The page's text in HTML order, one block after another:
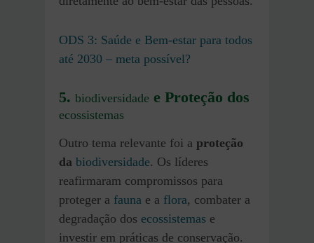
ODS 3: Saúde e Bem-estar para todos
até 2030 – meta possível?
5. biodiversidade e Proteção dos
ecossistemas
Outro tema relevante foi a proteção
da biodiversidade. Os líderes
reafirmaram compromissos para
proteger a fauna e a flora, combater a
degradação dos ecossistemas e
investir em práticas de conservação.